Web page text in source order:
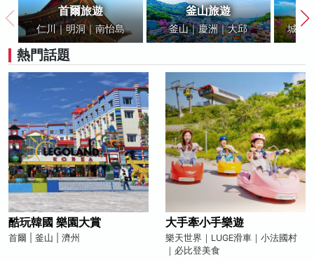
首爾旅遊
仁川｜明洞｜南怡島
釜山旅遊
釜山｜慶洲｜大邱 城山
熱門話題
酷玩韓國 樂園大賞
首爾 | 釜山 | 濟州
大手牽小手樂遊
樂天世界｜LUGE滑車｜小法國村
｜必比登美食